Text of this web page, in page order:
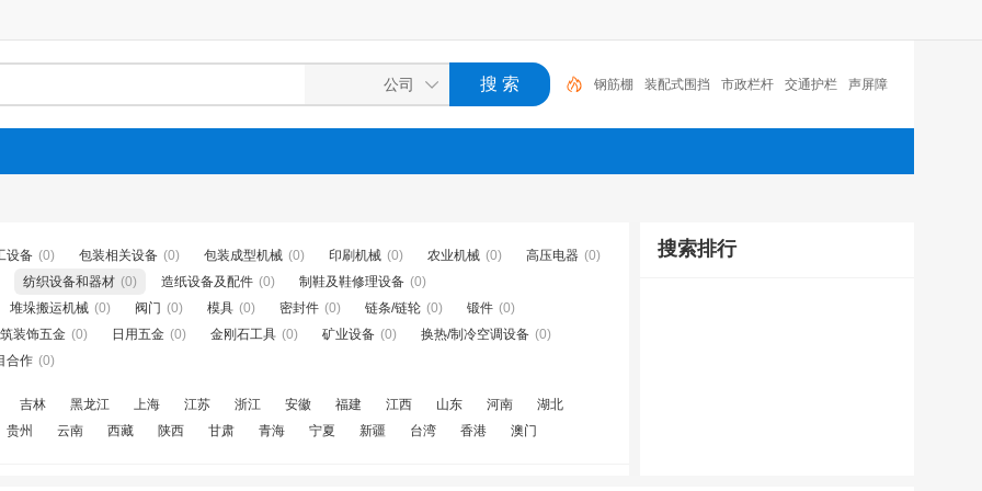
钢筋棚 装配式围挡 市政栏杆 交通护栏 声屏障
设备 (0) 包装相关设备 (0) 包装成型机械 (0) 印刷机械 (0) 农业机械 (0) 高压电器 (0)
纺织设备和器材 (0) 造纸设备及配件 (0) 制鞋及鞋修理设备 (0)
堆垛搬运机械 (0) 阀门 (0) 模具 (0) 密封件 (0) 链条/链轮 (0) 锻件 (0)
装饰五金 (0) 日用五金 (0) 金刚石工具 (0) 矿业设备 (0) 换热/制冷空调设备 (0)
合作 (0)
吉林 黑龙江 上海 江苏 浙江 安徽 福建 江西 山东 河南
湖北
贵州
云南 西藏 陕西 甘肃 青海 宁夏 新疆 台湾 香港 澳门
搜索排行